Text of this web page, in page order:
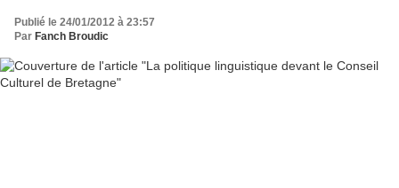
Publié le 24/01/2012 à 23:57
Par Fanch Broudic